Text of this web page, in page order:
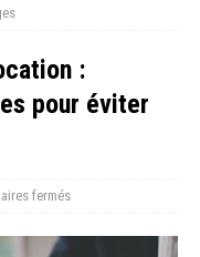
:
pour éviter
fermés